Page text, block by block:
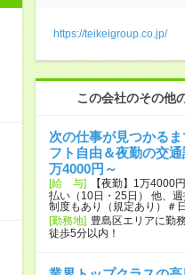
https://teikeigroup.co.jp/
この会社のその他
次の仕事が見つかる
フト自由＆夜勤の交
万4000円～
[給 与]
【夜勤】1万4000
払い（10日・25日） 他、
制度もあり（規定あり）＃
[勤務地] 豊島区エリアに勤
徒歩5分以内！